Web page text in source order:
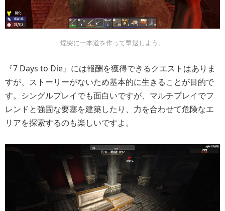
煙突に一本道を作って撃退しよう。
『7 Days to Die』には報酬を獲得できるクエストはありま
すが、ストーリーがないため基本的に生きることが目的で
す。シングルプレイでも面白いですが、マルチプレイでフ
レンドと強固な要塞を建築したり、力を合わせて危険なエ
リアを探索するのも楽しいですよ。